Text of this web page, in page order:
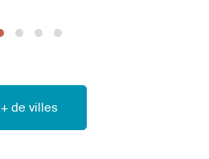
+ de villes